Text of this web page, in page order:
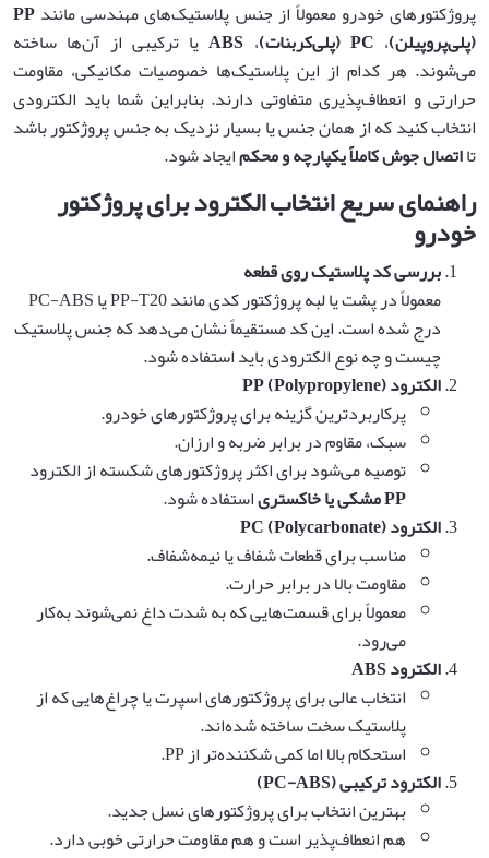
پروژکتورهای خودرو معمولاً از جنس پلاستیک‌های مهندسی مانندPP
(پلی‌پروپیلن)، PC ( پلی‌کربنات)، ABSیا ترکیبی از آن‌ها ساخته
می‌شوند. هر کدام از این پلاستیک‌ها خصوصیات مکانیکی، مقاومت
حرارتی و انعطاف‌پذیری متفاوتی دارند. بنابراین شما باید الکترودی
انتخاب کنید که از همان جنس یا بسیار نزدیک به جنس پروژکتور باشد
تااتصال جوش کاملاً یکپارچه و محکمایجاد شود.
راهنمای سریع انتخاب الکترود برای پروژکتور
خودرو
بررسی کد پلاستیک روی قطعه
معمولاً در پشت یا لبه پروژکتور کدی مانند PP-T20 یا PC-ABS
درج شده است. این کد مستقیماً نشان می‌دهد که جنس پلاستیک
چیست و چه نوع الکترودی باید استفاده شود.
الکترود
پرکاربردترین گزینه برای پروژکتورهای خودرو.
سبک، مقاوم در برابر ضربه و ارزان.
توصیه می‌شود برای اکثر پروژکتورهای شکسته از الکترود
PPمشکی یا خاکستریاستفاده شود.
الکترود
مناسب برای قطعات شفاف یا نیمه‌شفاف.
مقاومت بالا در برابر حرارت.
معمولاً برای قسمت‌هایی که به شدت داغ نمی‌شوند به‌کار
می‌رود.
الکترود
انتخاب عالی برای پروژکتورهای اسپرت یا چراغ‌هایی که از
پلاستیک سخت ساخته شده‌اند.
استحکام بالا اما کمی شکننده‌تر از PP.
الکترود ترکیبی(PC-ABS)
بهترین انتخاب برای پروژکتورهای نسل جدید.
هم انعطاف‌پذیر است و هم مقاومت حرارتی خوبی دارد.